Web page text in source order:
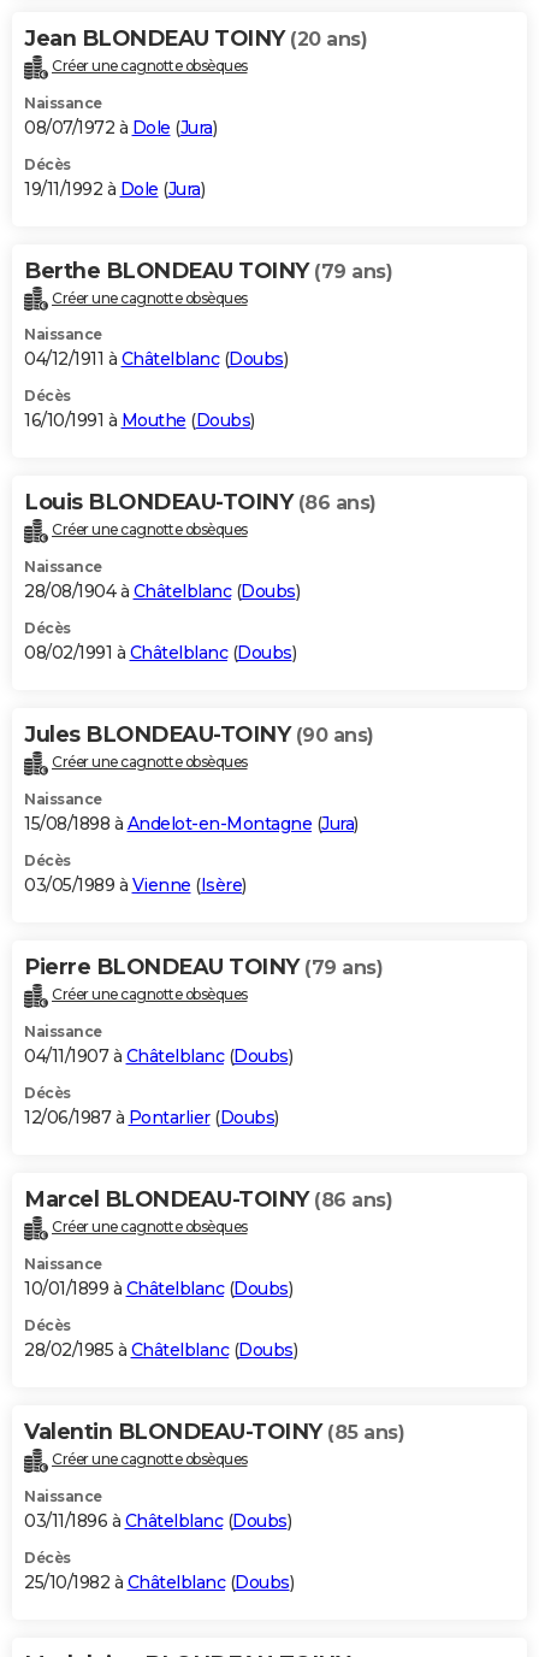
Jean BLONDEAU TOINY (20 ans)
Créer une cagnotte obsèques
Naissance
08/07/1972 à Dole (Jura)
Décès
19/11/1992 à Dole (Jura)
Berthe BLONDEAU TOINY (79 ans)
Créer une cagnotte obsèques
Naissance
04/12/1911 à Châtelblanc(Doubs)
Décès
16/10/1991 à Mouthe (Doubs)
Louis BLONDEAU-TOINY (86 ans)
Créer une cagnotte obsèques
Naissance
28/08/1904 à Châtelblanc(Doubs)
Décès
08/02/1991 à Châtelblanc(Doubs)
Jules BLONDEAU-TOINY (90 ans)
Créer une cagnotte obsèques
Naissance
15/08/1898 à Andelot-en-Montagne (Jura)
Décès
03/05/1989 à Vienne (Isère)
Pierre BLONDEAU TOINY (79 ans)
Créer une cagnotte obsèques
Naissance
04/11/1907 à Châtelblanc(Doubs)
Décès
12/06/1987 à Pontarlier(Doubs)
Marcel BLONDEAU-TOINY (86 ans)
Créer une cagnotte obsèques
Naissance
10/01/1899 à Châtelblanc(Doubs)
Décès
28/02/1985 à Châtelblanc(Doubs)
Valentin BLONDEAU-TOINY (85 ans)
Créer une cagnotte obsèques
Naissance
03/11/1896 à Châtelblanc(Doubs)
Décès
25/10/1982 à Châtelblanc(Doubs)